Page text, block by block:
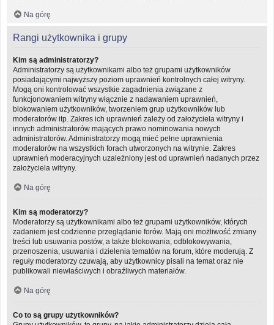
Na górę
Rangi użytkownika i grupy
Kim są administratorzy?
Administratorzy są użytkownikami albo też grupami użytkowników
posiadającymi najwyższy poziom uprawnień kontrolnych całej witryny.
Mogą oni kontrolować wszystkie zagadnienia związane z
funkcjonowaniem witryny włącznie z nadawaniem uprawnień,
blokowaniem użytkowników, tworzeniem grup użytkowników lub
moderatorów itp. Zakres ich uprawnień zależy od założyciela witryny i
innych administratorów mających prawo nominowania nowych
administratorów. Administratorzy mogą mieć pełne uprawnienia
moderatorów na wszystkich forach utworzonych na witrynie. Zakres
uprawnień moderacyjnych uzależniony jest od uprawnień nadanych przez
założyciela witryny.
Na górę
Kim są moderatorzy?
Moderatorzy są użytkownikami albo też grupami użytkowników, których
zadaniem jest codzienne przeglądanie forów. Mają oni możliwość zmiany
treści lub usuwania postów, a także blokowania, odblokowywania,
przenoszenia, usuwania i dzielenia tematów na forum, które moderują. Z
reguły moderatorzy czuwają, aby użytkownicy pisali na temat oraz nie
publikowali niewłaściwych i obraźliwych materiałów.
Na górę
Co to są grupy użytkowników?